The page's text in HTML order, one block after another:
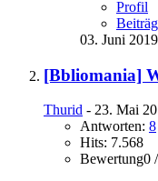
Profil
03. Juni
[Bbliomania]
Thurid - 23. Mai
Antworten: 8
Hits: 7.568
Bewertung0